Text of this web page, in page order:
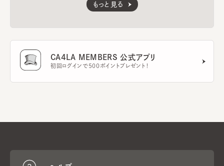
もっと見る
CA4LA MEMBERS 公式アプリ
初回ログインで500ポイントプレゼント！